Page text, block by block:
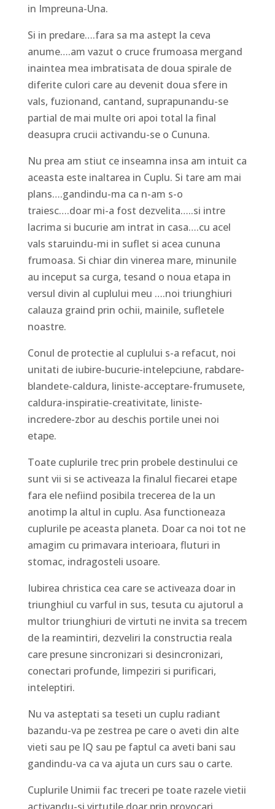
in Impreuna-Una.
Si in predare….fara sa ma astept la ceva
anume….am vazut o cruce frumoasa mergand
inaintea mea imbratisata de doua spirale de
diferite culori care au devenit doua sfere in
vals, fuzionand, cantand, suprapunandu-se
partial de mai multe ori apoi total la final
deasupra crucii activandu-se o Cununa.
Nu prea am stiut ce inseamna insa am intuit ca
aceasta este inaltarea in Cuplu. Si tare am mai
plans….gandindu-ma ca n-am s-o
traiesc….doar mi-a fost dezvelita…..si intre
lacrima si bucurie am intrat in casa….cu acel
vals staruindu-mi in suflet si acea cununa
frumoasa. Si chiar din vinerea mare, minunile
au inceput sa curga, tesand o noua etapa in
versul divin al cuplului meu ….noi triunghiuri
calauza graind prin ochii, mainile, sufletele
noastre.
Conul de protectie al cuplului s-a refacut, noi
unitati de iubire-bucurie-intelepciune, rabdare-
blandete-caldura, liniste-acceptare-frumusete,
caldura-inspiratie-creativitate, liniste-
incredere-zbor au deschis portile unei noi
etape.
Toate cuplurile trec prin probele destinului ce
sunt vii si se activeaza la finalul fiecarei etape
fara ele nefiind posibila trecerea de la un
anotimp la altul in cuplu. Asa functioneaza
cuplurile pe aceasta planeta. Doar ca noi tot ne
amagim cu primavara interioara, fluturi in
stomac, indragosteli usoare.
Iubirea christica cea care se activeaza doar in
triunghiul cu varful in sus, tesuta cu ajutorul a
multor triunghiuri de virtuti ne invita sa trecem
de la reamintiri, dezveliri la constructia reala
care presune sincronizari si desincronizari,
conectari profunde, limpeziri si purificari,
inteleptiri.
Nu va asteptati sa teseti un cuplu radiant
bazandu-va pe zestrea pe care o aveti din alte
vieti sau pe IQ sau pe faptul ca aveti bani sau
gandindu-va ca va ajuta un curs sau o carte.
Cuplurile Unimii fac treceri pe toate razele vietii